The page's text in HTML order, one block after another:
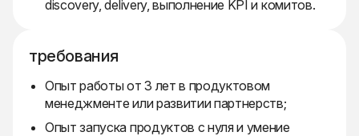
discovery, delivery, выполнение KPI и комитов.
требования
Опыт работы от 3 лет в продуктовом
менеджменте или развитии партнерств;
Опыт запуска продуктов с нуля и умение